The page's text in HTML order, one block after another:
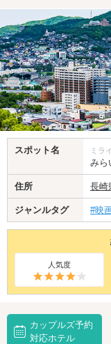
スポット名 ミラ
みら
住所 長崎
ジャンルタグ #映
人気度
カップルズ予約
対応ホテル